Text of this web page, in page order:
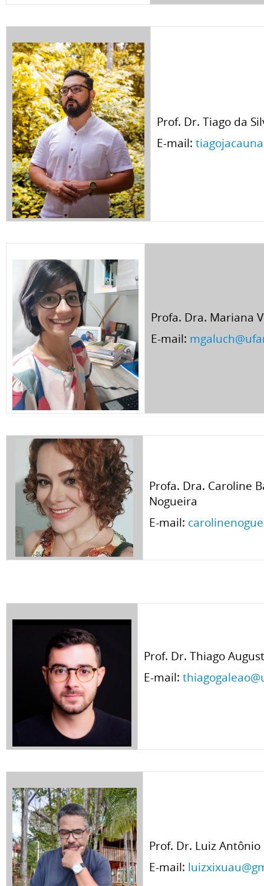
Prof. Dr. Tiago da
E-mail:
Profa. Dra. Mariana
E-mail:
Profa. Dra. Caroline
Nogueira
E-mail:
Prof. Dr. Thiago
E-mail:
Prof. Dr. Luiz
E-mail: